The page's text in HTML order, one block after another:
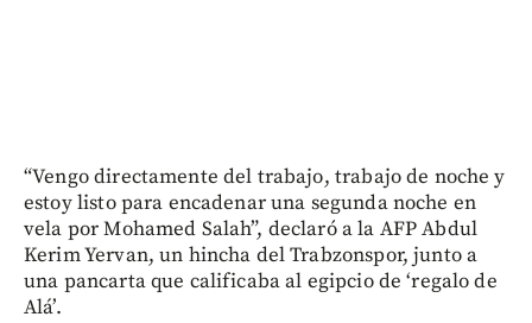
“Vengo directamente del trabajo, trabajo de noche y
estoy listo para encadenar una segunda noche en
vela por Mohamed Salah”, declaró a la AFP Abdul
Kerim Yervan, un hincha del Trabzonspor, junto a
una pancarta que calificaba al egipcio de ‘regalo de
Alá’.